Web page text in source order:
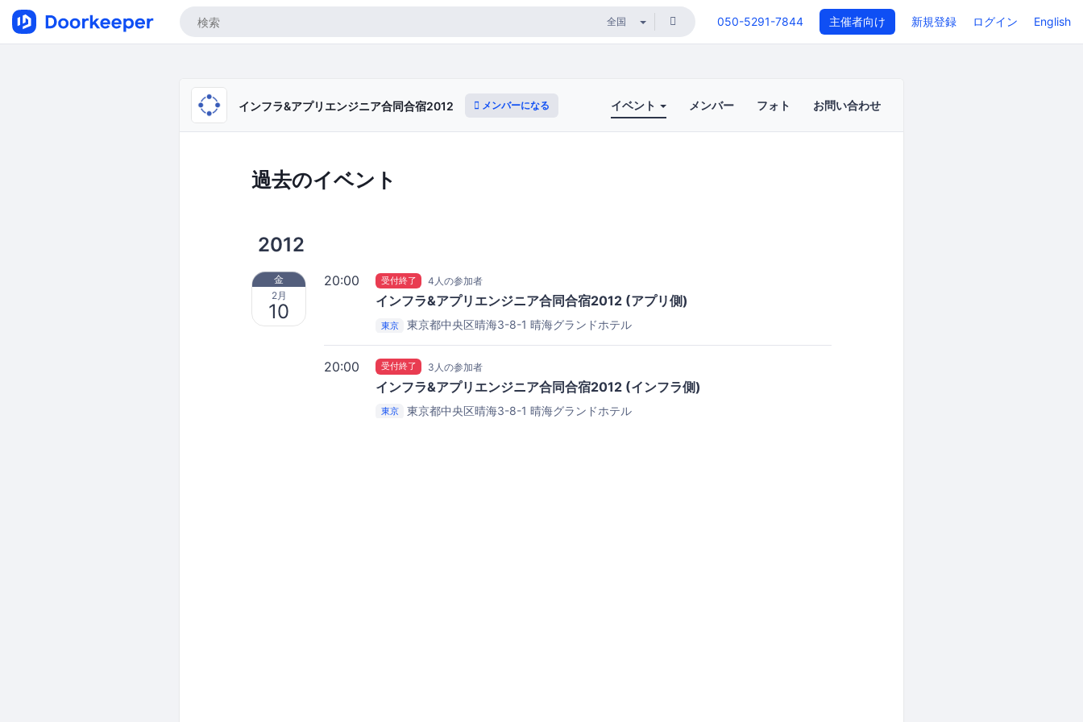
050-5291-7844 主催者向け 新規登録 ログイン English
インフラ&アプリエンジニア合同合宿2012 メンバーになる イベント メンバー フォト お問い合わせ
過去のイベント
2012
金
2月
10
20:00 受付終了 4人の参加者
インフラ&アプリエンジニア合同合宿2012 (アプリ側)
東京 東京都中央区晴海3-8-1 晴海グランドホテル
20:00 受付終了 3人の参加者
インフラ&アプリエンジニア合同合宿2012 (インフラ側)
東京 東京都中央区晴海3-8-1 晴海グランドホテル